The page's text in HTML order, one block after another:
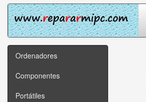
Ordenadores
Componentes
Portátiles